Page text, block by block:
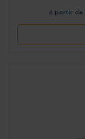
à partir de